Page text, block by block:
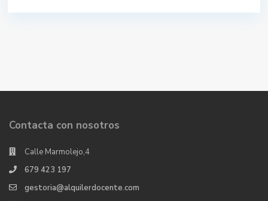
Contacta con nosotros
Calle Marmolejo,4
679 423 197
gestoria@alquilerdocente.com